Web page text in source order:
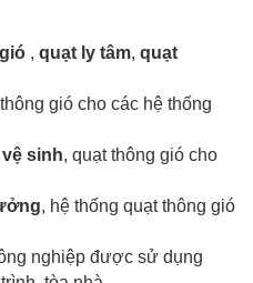
, quạt ly tâm, quạt
gió cho các hệ thống
sinh, quạt thông gió cho
, hệ thống quạt thông gió
nghiệp được sử dụng